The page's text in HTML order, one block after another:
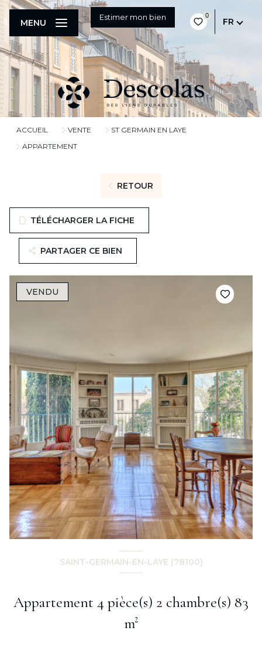
Estimer mon bien 0
FR
MENU
ACCUEIL VENTE
ST GERMAIN EN LAYE
APPARTEMENT
RETOUR
TÉLÉCHARGER LA FICHE
PARTAGER CE BIEN
VENDU
SAINT-GERMAIN-EN-LAYE (78100)
Appartement 4 pièce(s) 2 chambre(s) 83
m²